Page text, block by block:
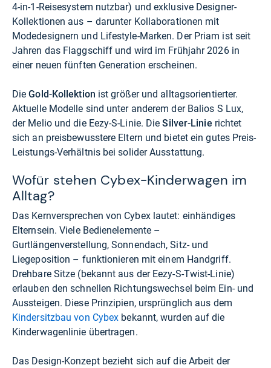
4-in-1-Reisesystem nutzbar) und exklusive Designer-
Kollektionen aus – darunter Kollaborationen mit
Modedesignern und Lifestyle-Marken. Der Priam ist seit
Jahren das Flaggschiff und wird im Frühjahr 2026 in
einer neuen fünften Generation erscheinen.
DieGold-Kollektion ist größer und alltagsorientierter.
Aktuelle Modelle sind unter anderem der Balios S Lux,
der Melio und die Eezy-S-Linie. DieSilver-Linie richtet
sich an preisbewusstere Eltern und bietet ein gutes Preis-
Leistungs-Verhältnis bei solider Ausstattung.
Wofür stehen Cybex-Kinderwagen im
Alltag?
Das Kernversprechen von Cybex lautet: einhändiges
Elternsein. Viele Bedienelemente –
Gurtlängenverstellung, Sonnendach, Sitz- und
Liegeposition – funktionieren mit einem Handgriff.
Drehbare Sitze (bekannt aus der Eezy-S-Twist-Linie)
erlauben den schnellen Richtungswechsel beim Ein- und
Aussteigen. Diese Prinzipien, ursprünglich aus dem
Kindersitzbau von Cybex bekannt, wurden auf die
Kinderwagenlinie übertragen.
Das Design-Konzept bezieht sich auf die Arbeit der